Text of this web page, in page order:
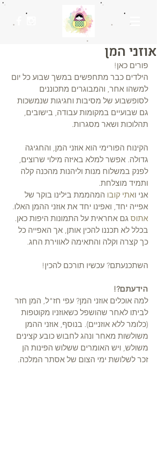
אוזני המן
פורים כאן!
הילדים כבר מתחפשים במשך שבוע כל יום
למשהו אחר, והמבוגרים מתכוננים
לסופשבוע של מסיבות וחגיגות שנמשכות
גם שבועיים במקומות עבודה, בישובים,
תהלוכות ושאר מסגרות.
הקינוח הפורימי הוא אוזני המן, והחגיגה
גדולה. אפשר למלא באיזה מילוי שרוצים,
לפנק במשלוח מנות וליהנות מהכנה קלה
ותמיד מוצלחת.
אני ואתי קובו המהממת בילינו בוקר של
אפייה יחד, ואפינו יחד את אוזני ההמן האלו.
אתוס גם אחראית על התמונות היפות כאן.
בכלל לא תכננו להכין אותן, אך האפייה כל
כך קצרה וקלה והתאימה לאווירת החג.
השתכנעתם? עכשיו תורכם להכין!
הידעתם?!
למה אוכלים אוזני המן? עפי חז"ל, המן חזר
לביתו לאחר שהושפל כשאוזניו מקוטפות
(כלומר ללא אוזניים). בנוסף, אוזני ההמן
משולשות מאחר ונהג לחבוש כובע קצינים
משולש, ויש האומרים ששלוש הפינות הן
זכר לשלושת ימי הצום של אסתר המלכה.